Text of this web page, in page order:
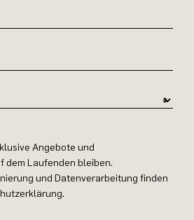
Angebote und
dem Laufenden bleiben.
und Datenverarbeitung finden